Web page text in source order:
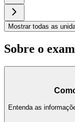
Mostrar todas as
Sobre o
Entenda as